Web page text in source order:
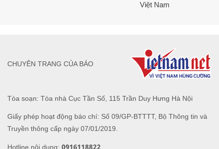
Việt Nam
Tòa soạn: Tòa nhà Cục Tần Số, 115 Trần Duy Hưng Hà Nội
Giấy phép hoạt động báo chí: Số 09/GP-BTTTT, Bộ Thông tin và
Truyền thông cấp ngày 07/01/2019.
Hotline nội dung: 0916118822
CHUYÊN TRANG CỦA BÁO